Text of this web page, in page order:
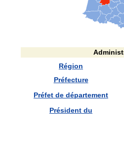
Région
Préfecture
Préfet de département
Président du